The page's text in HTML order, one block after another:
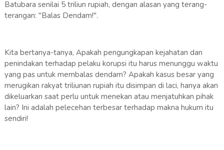
Batubara senilai 5 triliun rupiah, dengan alasan yang terang-
terangan: "Balas Dendam!".
Kita bertanya-tanya, Apakah pengungkapan kejahatan dan
penindakan terhadap pelaku korupsi itu harus menunggu waktu
yang pas untuk membalas dendam? Apakah kasus besar yang
merugikan rakyat triliunan rupiah itu disimpan di laci, hanya akan
dikeluarkan saat perlu untuk menekan atau menjatuhkan pihak
lain? Ini adalah pelecehan terbesar terhadap makna hukum itu
sendiri!